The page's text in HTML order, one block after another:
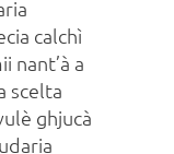
calchì
nant’à a
scelta
ghjucà